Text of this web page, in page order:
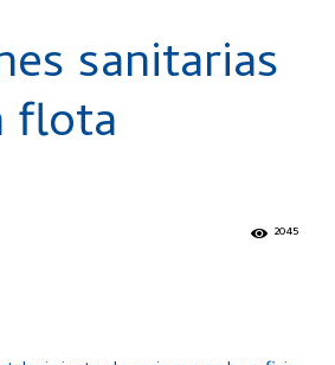
sanitarias
flota
2045